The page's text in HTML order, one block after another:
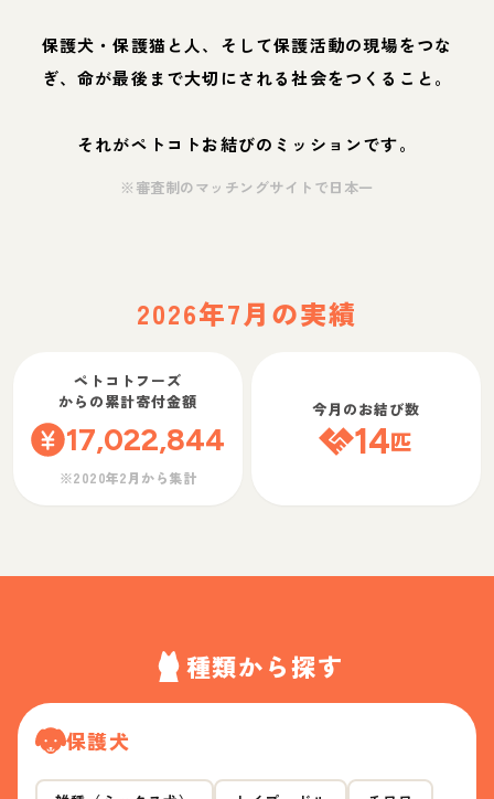
保護犬・保護猫と人、そして保護活動の現場をつな
ぎ、命が最後まで大切にされる社会をつくること。
それがペトコトお結びのミッションです。
※審査制のマッチングサイトで日本一
2026年7月の実績
ペトコトフーズ
からの累計寄付金額
17,022,844
※2020年2月から集計
今月のお結び数
14匹
種類から探す
保護犬